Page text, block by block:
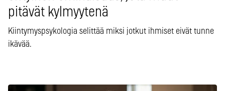
pitävät kylmyytenä
Kiintymyspsykologia selittää miksi jotkut ihmiset eivät tunne
ikävää.